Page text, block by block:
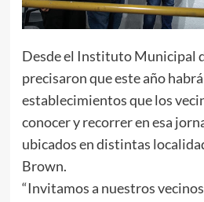
Desde el Instituto Municipal
precisaron que este año
establecimientos que los
conocer y recorrer en esa
ubicados en distintas
Brown.
“Invitamos a nuestros